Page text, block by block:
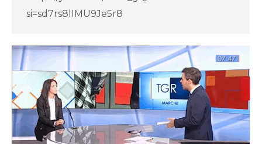
si=sd7rs8lIMU9Je5r8